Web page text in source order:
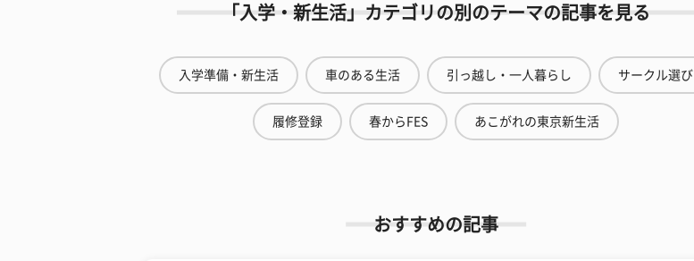
「入学・新生活」カテゴリの別のテーマの記事を見る
入学準備・新生活 車のある生活 引っ越し・一人暮らし サークル選び
履修登録 春からFES あこがれの東京新生活
おすすめの記事